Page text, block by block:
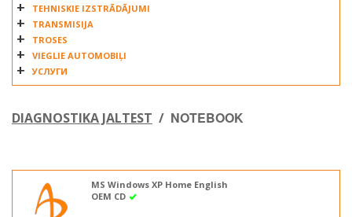
TEHNISKIE IZSTRĀDĀJUMI
TRANSMISIJA
TROSES
VIEGLIE AUTOMOBIĻI
УСЛУГИ
DIAGNOSTIKA JALTEST / NOTEBOOK
MS Windows XP Home English
OEM CD